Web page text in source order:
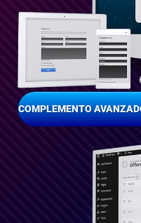
COMPLEMENTO